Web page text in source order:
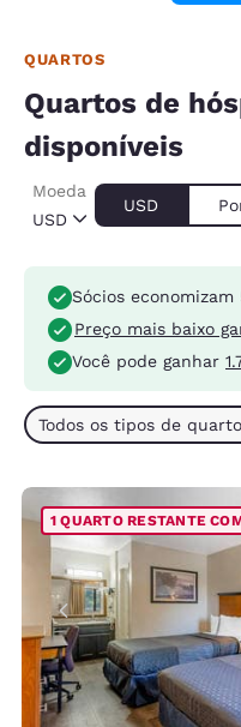
QUARTOS
Quartos de
disponíveis
USD
Moeda
USD
Sócios economizam
Preço mais baixo
Você pode ganhar
Todos os tipos de
1 QUARTO RESTANTE